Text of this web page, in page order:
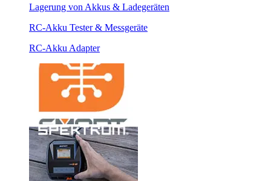
Lagerung von Akkus & Ladegeräten
RC-Akku Tester & Messgeräte
RC-Akku Adapter